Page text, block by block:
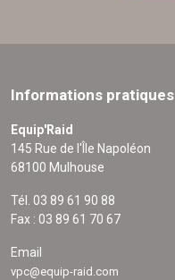
Informations pratiques
Equip'Raid
145 Rue de l'Île Napoléon
68100 Mulhouse
Tél. 03 89 61 90 88
Fax : 03 89 61 70 67
Email
vpc@equip-raid.com